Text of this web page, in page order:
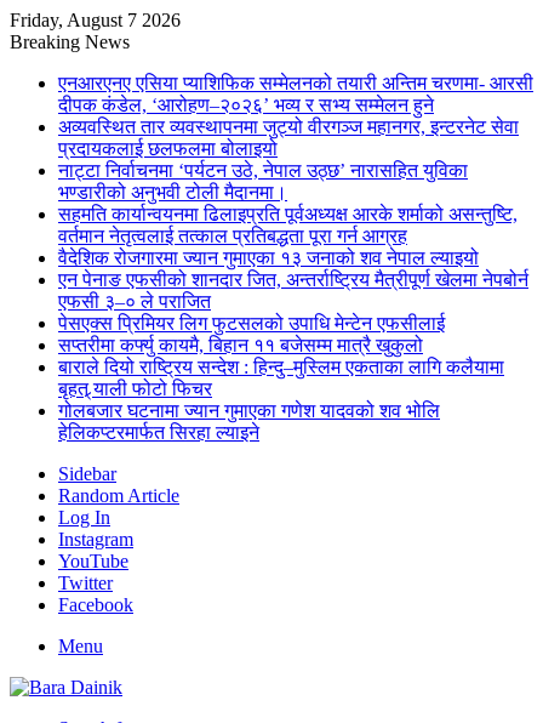
Friday, August 7 2026
Breaking News
एनआरएनए एसिया प्याशिफिक सम्मेलनको तयारी अन्तिम चरणमा- आरसी
दीपक कंडेल, ‘आरोहण–२०२६’ भव्य र सभ्य सम्मेलन हुने
अव्यवस्थित तार व्यवस्थापनमा जुट्यो वीरगञ्ज महानगर, इन्टरनेट सेवा
प्रदायकलाई छलफलमा बोलाइयो
नाट्टा निर्वाचनमा ‘पर्यटन उठे, नेपाल उठ्छ’ नारासहित युविका
भण्डारीको अनुभवी टोली मैदानमा।
सहमति कार्यान्वयनमा ढिलाइप्रति पूर्वअध्यक्ष आरके शर्माको असन्तुष्टि,
वर्तमान नेतृत्वलाई तत्काल प्रतिबद्धता पूरा गर्न आग्रह
वैदेशिक रोजगारमा ज्यान गुमाएका १३ जनाको शव नेपाल ल्याइयो
एन पेनाङ एफसीको शानदार जित, अन्तर्राष्ट्रिय मैत्रीपूर्ण खेलमा नेपबोर्न
एफसी ३–० ले पराजित
पेसएक्स प्रिमियर लिग फुटसलको उपाधि मेन्टेन एफसीलाई
सप्तरीमा कर्फ्यु कायमै, बिहान ११ बजेसम्म मात्रै खुकुलो
बाराले दियो राष्ट्रिय सन्देश : हिन्दु–मुस्लिम एकताका लागि कलैयामा
बृहत् र्‍याली फोटो फिचर
गोलबजार घटनामा ज्यान गुमाएका गणेश यादवको शव भोलि
हेलिकप्टरमार्फत सिरहा ल्याइने
Sidebar
Random Article
Log In
Instagram
YouTube
Twitter
Facebook
Menu